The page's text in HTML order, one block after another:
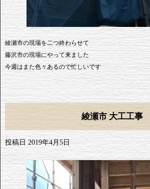
綾瀬市の現場を二つ終わらせて
藤沢市の現場にやって来ました
今週はまた色々あるので忙しいです
綾瀬市 大工工事
投稿日 2019年4月5日